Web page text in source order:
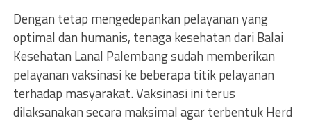
Dengan tetap mengedepankan pelayanan yang
optimal dan humanis, tenaga kesehatan dari Balai
Kesehatan Lanal Palembang sudah memberikan
pelayanan vaksinasi ke beberapa titik pelayanan
terhadap masyarakat. Vaksinasi ini terus
dilaksanakan secara maksimal agar terbentuk Herd